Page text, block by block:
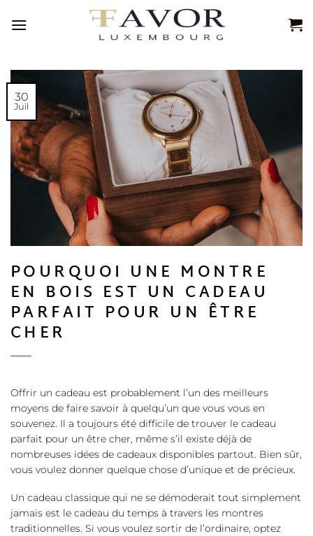
au
30
Juil
POURQUOI UNE MONTRE
EN BOIS EST UN CADEAU
PARFAIT POUR UN ÊTRE
CHER
Offrir un cadeau est probablement l’un des meilleurs
moyens de faire savoir à quelqu’un que vous vous en
souvenez. Il a toujours été difficile de trouver le cadeau
parfait pour un être cher, même s’il existe déjà de
nombreuses idées de cadeaux disponibles partout. Bien sûr,
vous voulez donner quelque chose d’unique et de précieux.
Un cadeau classique qui ne se démoderait tout simplement
jamais est le cadeau du temps à travers les montres
traditionnelles. Si vous voulez sortir de l’ordinaire, optez